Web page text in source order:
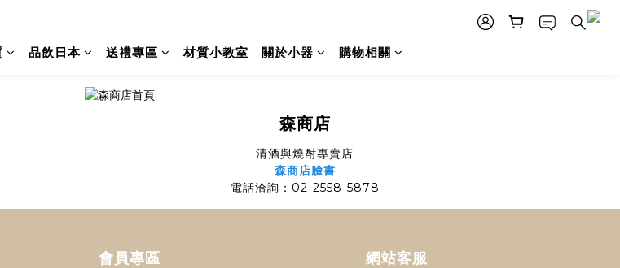
品飲日本 送禮專區 材質小教室 關於小器 購物相關
森商店
清酒與燒酎專賣店
森商店臉書
電話洽詢：02-2558-5878
會員專區 網站客服